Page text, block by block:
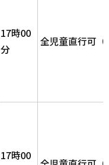
17時00
分
全児童直行可（
17時00